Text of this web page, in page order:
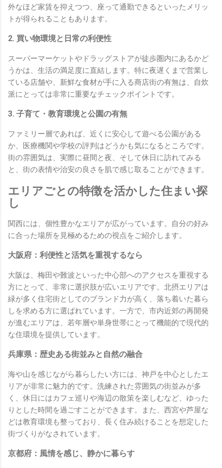
外なほど家賃を抑えつつ、座って通勤できるといったメリッ
トが得られることもあります。
2. 買い物環境と日常の利便性
スーパーマーケットやドラッグストアが徒歩圏内にあるかど
うかは、生活の満足度に直結します。特に夜遅くまで営業し
ている店舗や、新鮮な食材が手に入る商店街の有無は、自炊
派にとっては非常に重要なチェックポイントです。
3. 子育て・教育環境と公園の有無
ファミリー層であれば、近くに安心して遊べる公園がある
か、医療機関や学校の評判はどうかも気になるところです。
街の雰囲気は、実際に昼間と夜、そして休日に訪れてみる
と、街の表情や治安の良さを肌で感じ取ることができます。
エリアごとの特徴を活かした住まい探
し
関西には、個性豊かなエリアが広がっています。自分の好み
に合った場所を見極めるための視点をご紹介します。
大阪府：利便性と活気を重視するなら
大阪は、梅田や難波といった中心部へのアクセスを重視する
方にとって、非常に選択肢が広いエリアです。北摂エリアは
緑が多く住宅街としてのブランド力が高く、落ち着いた暮ら
しを求める方に選ばれています。一方で、市内近郊の再開発
が進むエリアは、若年層や単身世帯にとって機能的で現代的
な住環境を提供しています。
兵庫県：歴史ある街並みと自然の融合
海や山を感じながら暮らしたい方には、神戸を中心としたエ
リアが非常に魅力的です。洗練された雰囲気の街並みが多
く、休日にはカフェ巡りや海辺の散策を楽しむなど、ゆった
りとした時間を過ごすことができます。また、西宮や芦屋な
どは教育環境も整っており、長く住み続けることを想定した
街づくりがなされています。
京都府：風情を感じ、静かに暮らす